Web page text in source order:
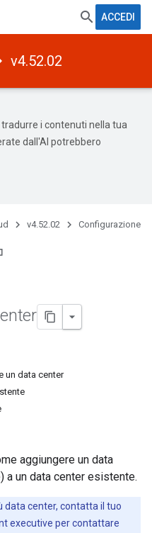
ACCEDI
v4.52.02
i contenuti nella tua
dall'AI potrebbero
v4.52.02 Configurazione
un data center
aggiungere un data
a un data center esistente.
data center, contatta il tuo
executive per contattare